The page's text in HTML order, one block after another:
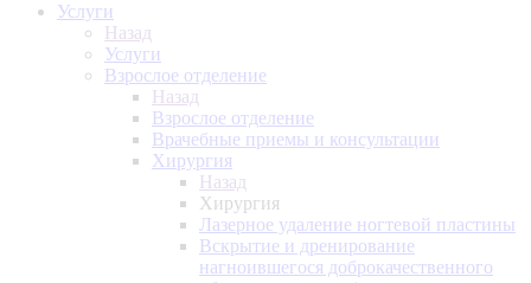
Услуги
Назад
Услуги
Взрослое отделение
Назад
Взрослое отделение
Врачебные приемы и консультации
Хирургия
Назад
Хирургия
Лазерное удаление ногтевой пластины
Вскрытие и дренирование
нагноившегося доброкачественного